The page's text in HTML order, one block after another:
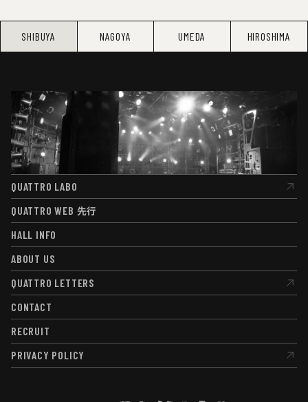
SHIBUYA NAGOYA UMEDA HIROSHIMA
QUATTRO LABO
QUATTRO LABO
QUATTRO WEB 先行
QUATTRO WEB先行
HALL INFO
HALL INFO
ABOUT US
ABOUT US
QUATTRO LETTERS
QUATTRO LETTERS
CONTACT
CONTACT
RECRUIT
RECRUIT
PRIVACY POLICY
PRIVACY POLICY